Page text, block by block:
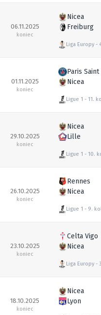
06.11.2025
koniec
Nicea
Freiburg
Liga Europy
01.11.2025
koniec
Paris
Nicea
Ligue 1 11.
29.10.2025
koniec
Nicea
Lille
Ligue 1 10.
26.10.2025
koniec
Rennes
Nicea
Ligue 1 9.
23.10.2025
koniec
Celta Vigo
Nicea
Liga Europy
18.10.2025
koniec
Nicea
Lyon